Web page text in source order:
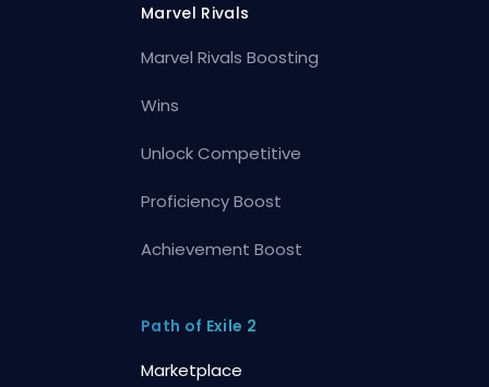
Marvel Rivals
Marvel Rivals Boosting
Wins
Unlock Competitive
Proficiency Boost
Achievement Boost
Path of Exile 2
Marketplace